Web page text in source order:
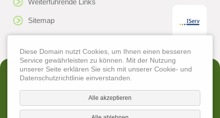
Weiterführende Links
Sitemap
Erklärung zur Barrierefreiheit
Rechtliche Hinweise
Diese Domain nutzt Cookies, um Ihnen einen besseren
Service gewährleisten zu können. Mit der Nutzung
unserer Seite erklären Sie sich mit unserer Cookie- und
Datenschutzrichtlinie einverstanden.
Alle akzeptieren